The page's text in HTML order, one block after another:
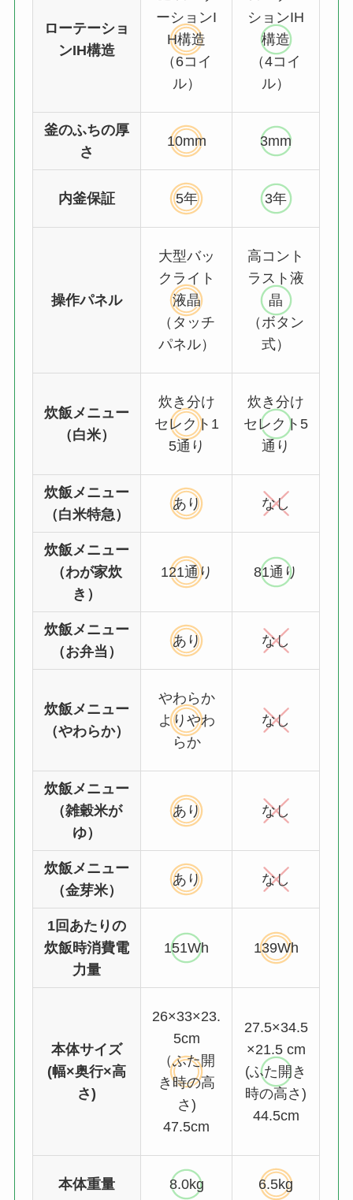
ローテーショ
ンIH構造
ーションI
H構造
（6コイ
ル）
ションIH
構造
（4コイ
ル）
釜のふちの厚
さ
10mm 3mm
内釜保証 5年 3年
操作パネル
大型バッ
クライト
液晶
（タッチ
パネル）
高コント
ラスト液
晶
（ボタン
式）
炊飯メニュー
（白米）
炊き分け
セレクト1
5通り
炊き分け
セレクト5
通り
炊飯メニュー
（白米特急）
あり なし
炊飯メニュー
（わが家炊
き）
121通り 81通り
炊飯メニュー
（お弁当）
あり なし
炊飯メニュー
（やわらか）
やわらか
よりやわ
らか
なし
炊飯メニュー
（雑穀米が
ゆ）
あり なし
炊飯メニュー
（金芽米）
あり なし
1回あたりの
炊飯時消費電
力量
151Wh 139Wh
本体サイズ
(幅×奥行×高
さ)
26×33×23.
5cm
（ふた開
き時の高
さ)
47.5cm
27.5×34.5
×21.5 cm
(ふた開き
時の高さ)
44.5cm
本体重量 8.0kg 6.5kg